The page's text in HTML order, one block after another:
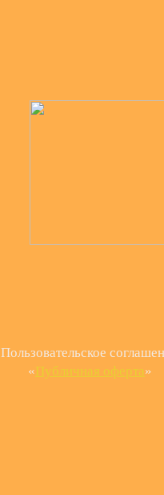
Пользовательское
«Публичная оферта»